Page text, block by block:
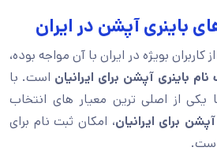
باینری آپشن در ایران
بویژه در ایران با آن مواجه بوده،
نام باینری آپشن برای ایرانیان است. با
از اصلی ترین معیار های انتخاب
برای ایرانیان، امکان ثبت نام برای
است.